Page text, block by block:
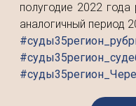
полугодие 2022
аналогичный период